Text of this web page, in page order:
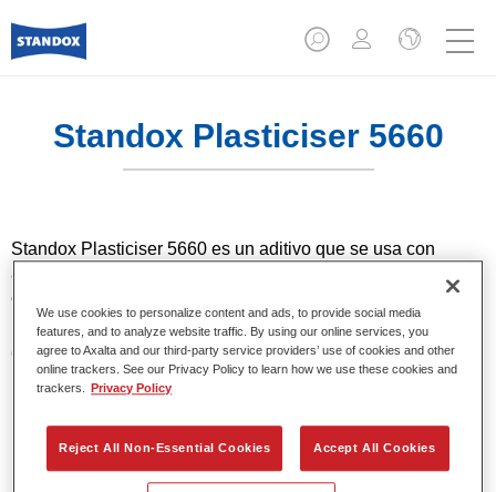
Standox Plasticiser 5660​
Standox Plasticiser 5660​ es un aditivo que se usa con
acabados y materiales de imprimación para ajustar su
elasticidad a la hora de aplicarlos en substratos plásticos.
Características del producto
Para acabados elásticos.
Elasticidad muy duradera.
Aditivo elástico universal para todos los sistemas de
acabado MS y VOC.
Se puede usar con aparejo Standox Filler.
We use cookies to personalize content and ads, to provide social media
features, and to analyze website traffic. By using our online services, you
agree to Axalta and our third-party service providers’ use of cookies and other
online trackers. See our Privacy Policy to learn how we use these cookies and
trackers.
Privacy Policy
Reject All Non-Essential Cookies Accept All Cookies